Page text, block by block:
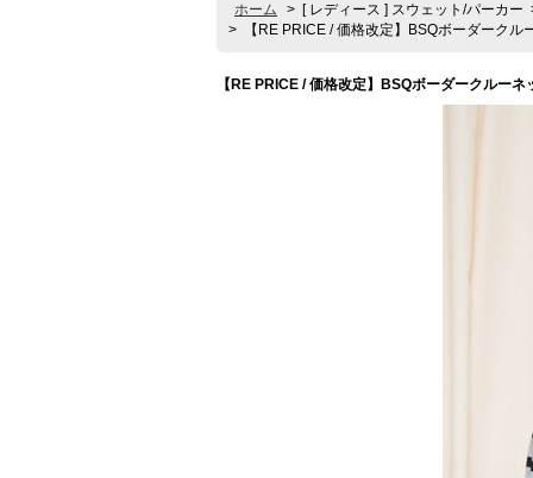
ホーム > [ レディース ] スウェット/パーカー
>
【RE PRICE / 価格改定】BSQボーダーク
【RE PRICE / 価格改定】BSQボーダークルー